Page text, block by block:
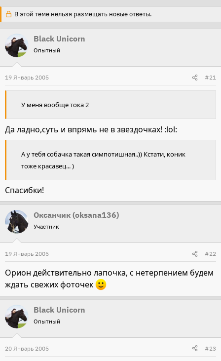
т
о
р
е
т
а
н
В этой теме нельзя размещать новые ответы.
Black Unicorn
Опытный
19 Январь 2005 #21
У меня вообще тока 2
Да ладно,суть и впрямь не в звездочках! :lol:
А у тебя собачка такая симпотишная..)) Кстати, коник
тоже красавец... )
Спасибки!
Оксанчик (oksana136)
Участник
19 Январь 2005 #22
Орион действительно лапочка, с нетерпением будем
ждать свежих фоточек
Black Unicorn
Опытный
20 Январь 2005 #23